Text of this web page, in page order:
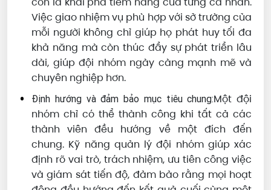
Việc giao nhiệm vụ phù hợp với sở trường của
mỗi người không chỉ giúp họ phát huy tối đa
khả năng mà còn thúc đẩy sự phát triển lâu
dài, giúp đội nhóm ngày càng mạnh mẽ và
chuyên nghiệp hơn.
Định hướng và đảm bảo mục tiêu chung:Một đội
nhóm chỉ có thể thành công khi tất cả các
thành viên đều hướng về một đích đến
chung. Kỹ năng quản lý đội nhóm giúp xác
định rõ vai trò, trách nhiệm, ưu tiên công việc
và giám sát tiến độ, đảm bảo rằng mọi hoạt